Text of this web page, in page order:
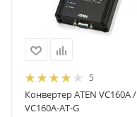
5
Конвертер ATEN VC160A /
VC160A-AT-G